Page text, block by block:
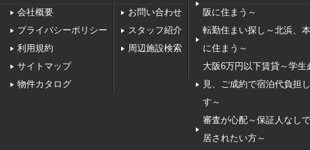
会社概要
プライバシーポリシー
利用規約
サイトマップ
物件カタログ
お問い合わせ
スタッフ紹介
周辺施設検索
阪に住まう～
転勤住まい探し～北浜、
に住まう～
大阪6万円以下賃貸～学生
見、ご成約で宿泊代負担
す～
審査が心配～保証人なし
居されたい方～